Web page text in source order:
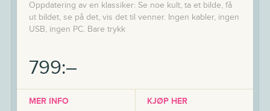
Oppdatering av en klassiker: Se noe kult, ta et bilde, få
ut bildet, se på det, vis det til venner. Ingen kabler, ingen
USB, ingen PC. Bare trykk
799:–
MER INFO KJØP HER